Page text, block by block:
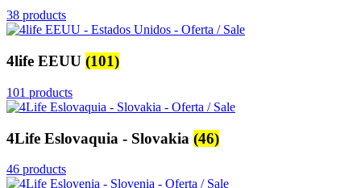
38 products
4life EEUU (101)
101 products
4Life Eslovaquia - Slovakia (46)
46 products